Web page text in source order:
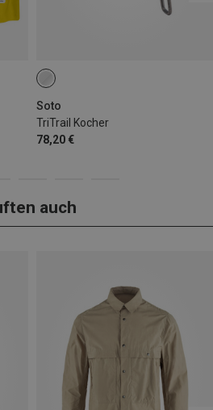
Soto
TriTrail Kocher
78,20 €
auch